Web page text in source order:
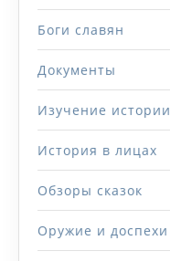
Боги славян
Документы
Изучение истории
История в лицах
Обзоры сказок
Оружие и доспехи